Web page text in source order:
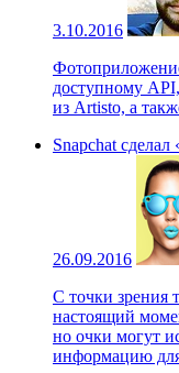
3.10.2016
доступному
из Artisto, а
Snapchat
26.09.2016
С точки зрения
настоящий
но очки могут
информацию для